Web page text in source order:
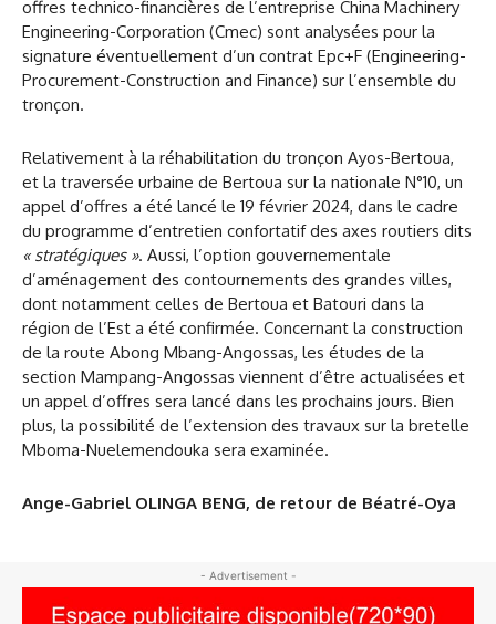
offres technico-financières de l’entreprise China Machinery
Engineering-Corporation (Cmec) sont analysées pour la
signature éventuellement d’un contrat Epc+F (Engineering-
Procurement-Construction and Finance) sur l’ensemble du
tronçon.
Relativement à la réhabilitation du tronçon Ayos-Bertoua,
et la traversée urbaine de Bertoua sur la nationale N°10, un
appel d’offres a été lancé le 19 février 2024, dans le cadre
du programme d’entretien confortatif des axes routiers dits
« stratégiques ». Aussi, l’option gouvernementale
d’aménagement des contournements des grandes villes,
dont notamment celles de Bertoua et Batouri dans la
région de l’Est a été confirmée. Concernant la construction
de la route Abong Mbang-Angossas, les études de la
section Mampang-Angossas viennent d’être actualisées et
un appel d’offres sera lancé dans les prochains jours. Bien
plus, la possibilité de l’extension des travaux sur la bretelle
Mboma-Nuelemendouka sera examinée.
Ange-Gabriel OLINGA BENG, de retour de Béatré-Oya
- Advertisement -